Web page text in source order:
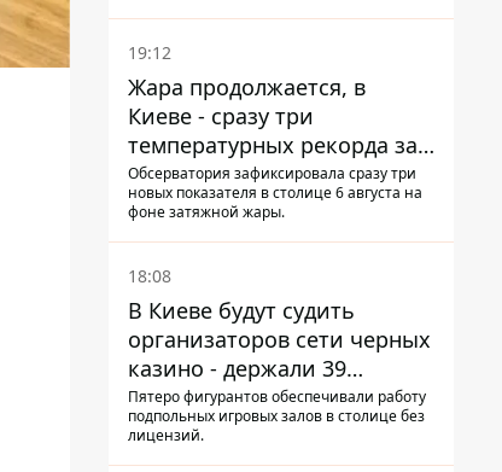
19:12
Жара продолжается, в
Киеве - сразу три
температурных рекорда за
день
Обсерватория зафиксировала сразу три
новых показателя в столице 6 августа на
фоне затяжной жары.
18:08
В Киеве будут судить
организаторов сети черных
казино - держали 39
заведений
Пятеро фигурантов обеспечивали работу
подпольных игровых залов в столице без
лицензий.